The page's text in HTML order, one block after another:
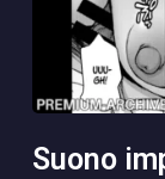
suono